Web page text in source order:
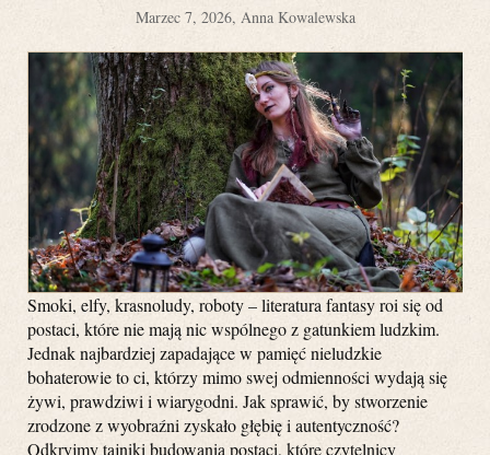
Marzec 7, 2026, Anna Kowalewska
Smoki, elfy, krasnoludy, roboty – literatura fantasy roi się od
postaci, które nie mają nic wspólnego z gatunkiem ludzkim.
Jednak najbardziej zapadające w pamięć nieludzkie
bohaterowie to ci, którzy mimo swej odmienności wydają się
żywi, prawdziwi i wiarygodni. Jak sprawić, by stworzenie
zrodzone z wyobraźni zyskało głębię i autentyczność?
Odkryjmy tajniki budowania postaci, które czytelnicy